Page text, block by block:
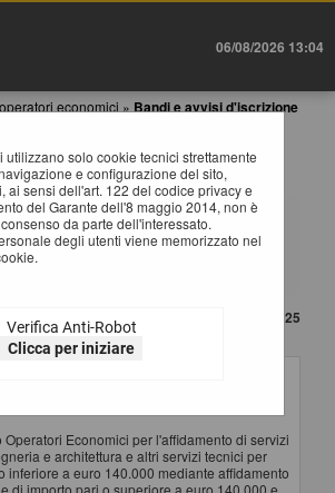
06/08/2026 13:04
economici » Bandi e avvisi d'iscrizione
utilizzano solo cookie tecnici strettamente
e configurazione del sito,
ai sensi dell'art. 122 del codice privacy e
del Garante dell'8 maggio 2014, non è
da parte dell'interessato.
degli utenti viene memorizzato nel
Verifica Anti-Robot
Clicca per iniziare
D'ISCRIZIONE PER ELENCHI
ECONOMICI
bandi d'iscrizione per gli elenchi operatori
attualmente pubblicati. Per richiedere
ad un elenco operatori economici bisogna
al portale, per maggiori dettagli
CONTENUTO AGGIORNATO AL 06/10/2025
ricerca ha restituito 3 risultati.
Operatori Economici per l'affidamento di servizi
e architettura e altri servizi tecnici per
inferiore a euro 140.000 mediante affidamento
di importo pari o superiore a euro 140.000 e